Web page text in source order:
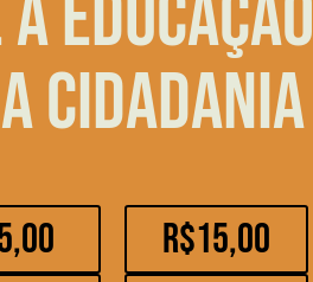
a educação
cidadania
R$15,00